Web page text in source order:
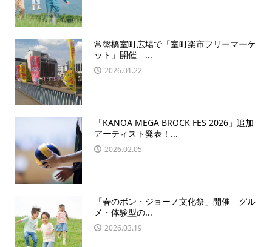
常盤橋室町広場で「室町楽市フリーマーケ
ット」開催 ...
2026.01.22
「KANOA MEGA BROCK FES 2026」追加
アーティスト発表！...
2026.02.05
「春のボン・ジョーノ文化祭」開催 グル
メ・体験型の...
2026.03.19